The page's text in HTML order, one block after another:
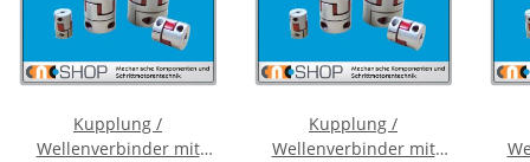
Kupplung /
Wellenverbinder mit
Kupplung /
Wellenverbinder mit